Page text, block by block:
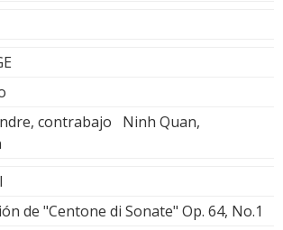
contrabajo Ninh Quan,
de "Centone di Sonate" Op. 64, No.1